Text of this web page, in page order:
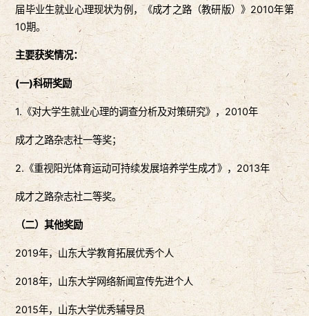
届毕业生就业心理现状为例，《成才之路（教研版）》2010年第
10期。
主要获奖情况：
(一)科研奖励
1.《对大学生就业心理的调查分析及对策研究》，2010年
成才之路杂志社一等奖；
2.《重视阳光体育运动可持续发展培养学生成才》，2013年
成才之路杂志社二等奖。
（二）其他奖励
2019年，山东大学教育拓展优秀个人
2018年，山东大学网络新闻宣传先进个人
2015年，山东大学优秀辅导员